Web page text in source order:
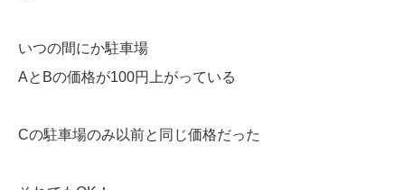
いつの間にか駐車場
AとBの価格が100円上がっている
Cの駐車場のみ以前と同じ価格だった